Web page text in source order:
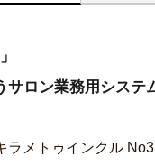
サロン業務用システ
ラメトゥインクル No3